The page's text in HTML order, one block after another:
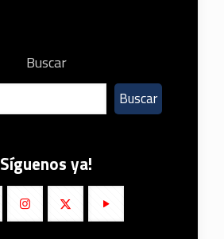
Buscar
Buscar
Síguenos ya!